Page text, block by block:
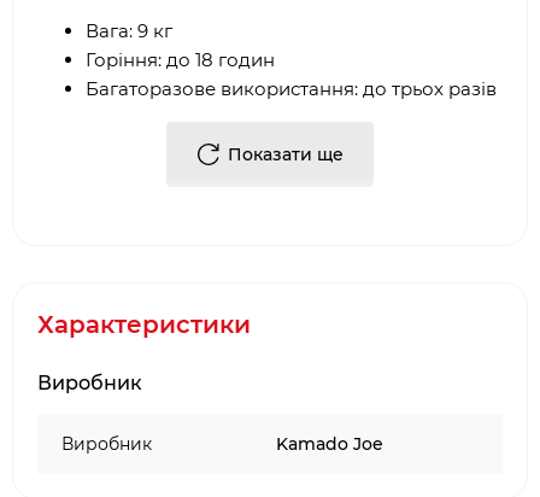
Вага: 9 кг
Горіння: до 18 годин
Багаторазове використання: до трьох разів
дерев – Гуаякан, Гуаяібі, Містал та Білий
Показати ще
Характеристики
Виробник
Виробник Kamado Joe